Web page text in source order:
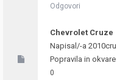
Odgovori
Chevrolet Cruze
Napisal/-a
Popravila in
0